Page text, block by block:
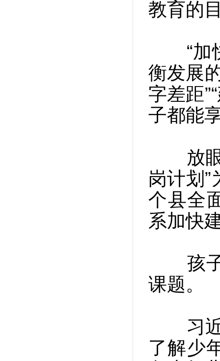
教育的
“加快
衡发展
字差距
子都能
放眼
岗计划
个县全
系加快
孩子
课题。
习近
了解少